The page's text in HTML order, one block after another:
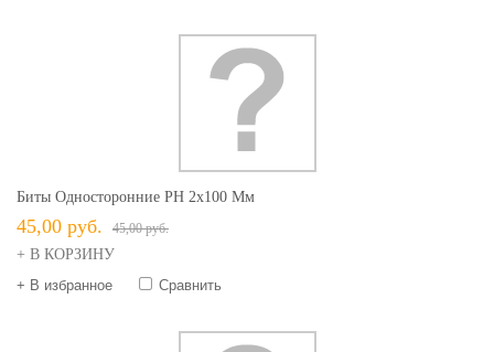
Биты Односторонние PH 2х100 Мм
45,00 руб. 45,00 руб.
+ В КОРЗИНУ
+ В избранное
Сравнить